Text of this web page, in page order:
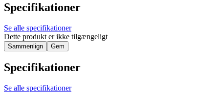
Specifikationer
Se alle specifikationer
Dette produkt er ikke tilgængeligt
Sammenlign Gem
Specifikationer
Se alle specifikationer